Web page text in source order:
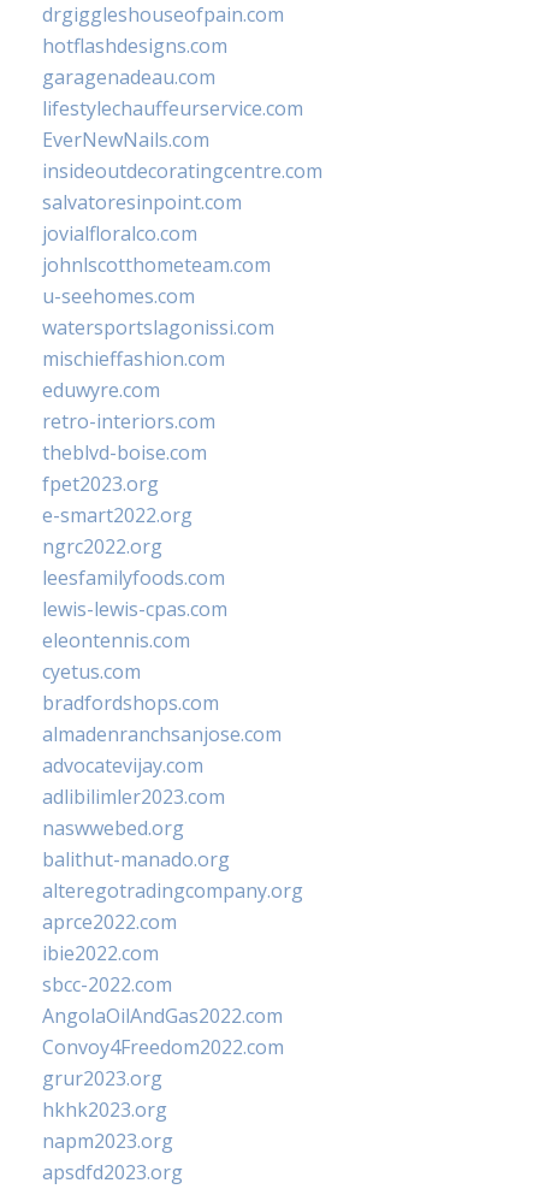
drgiggleshouseofpain.com
hotflashdesigns.com
garagenadeau.com
lifestylechauffeurservice.com
EverNewNails.com
insideoutdecoratingcentre.com
salvatoresinpoint.com
jovialfloralco.com
johnlscotthometeam.com
u-seehomes.com
watersportslagonissi.com
mischieffashion.com
eduwyre.com
retro-interiors.com
theblvd-boise.com
fpet2023.org
e-smart2022.org
ngrc2022.org
leesfamilyfoods.com
lewis-lewis-cpas.com
eleontennis.com
cyetus.com
bradfordshops.com
almadenranchsanjose.com
advocatevijay.com
adlibilimler2023.com
naswwebed.org
balithut-manado.org
alteregotradingcompany.org
aprce2022.com
ibie2022.com
sbcc-2022.com
AngolaOilAndGas2022.com
Convoy4Freedom2022.com
grur2023.org
hkhk2023.org
napm2023.org
apsdfd2023.org